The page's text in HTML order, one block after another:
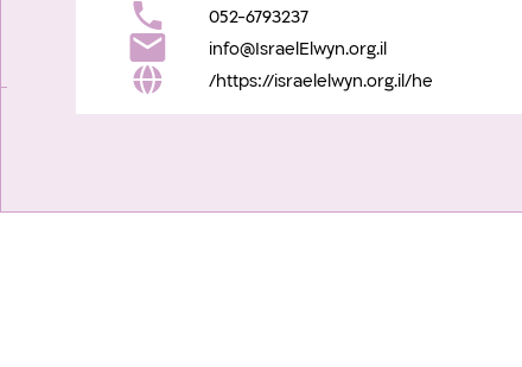
052-6793237
info@IsraelElwyn.org.il
https://israelelwyn.org.il/he/